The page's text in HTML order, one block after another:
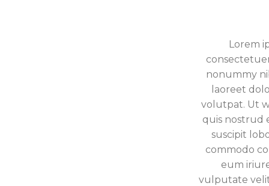
Lorem
nonummy
laoreet
volutpat. Ut
quis nostrud
suscipit
commodo
eum
vulputate